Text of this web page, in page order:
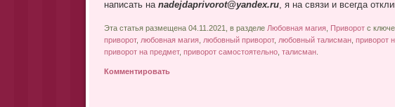
написать на nadejdaprivorot@yandex.ru, я на связи и всегда
Эта статья размещена 04.11.2021, в разделе Любовная магия, Приворотс
приворот, любовная магия, любовный приворот, любовный талисман, приворот
приворот на предмет, приворот самостоятельно, талисман.
Комментировать